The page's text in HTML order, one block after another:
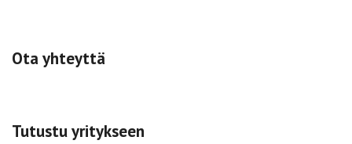
Ota yhteyttä
Tutustu yritykseen